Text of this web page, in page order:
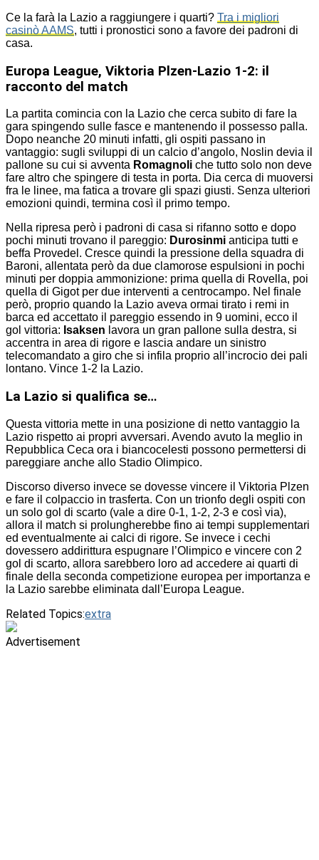
Ce la farà la Lazio a raggiungere i quarti? Tra i migliori
casinò AAMS, tutti i pronostici sono a favore dei padroni di
casa.
Europa League, Viktoria Plzen-Lazio 1-2: il
racconto del match
La partita comincia con la Lazio che cerca subito di fare la
gara spingendo sulle fasce e mantenendo il possesso palla.
Dopo neanche 20 minuti infatti, gli ospiti passano in
vantaggio: sugli sviluppi di un calcio d’angolo, Noslin devia il
pallone su cui si avventa Romagnoli che tutto solo non deve
fare altro che spingere di testa in porta. Dia cerca di muoversi
fra le linee, ma fatica a trovare gli spazi giusti. Senza ulteriori
emozioni quindi, termina così il primo tempo.
Nella ripresa però i padroni di casa si rifanno sotto e dopo
pochi minuti trovano il pareggio: Durosinmi anticipa tutti e
beffa Provedel. Cresce quindi la pressione della squadra di
Baroni, allentata però da due clamorose espulsioni in pochi
minuti per doppia ammonizione: prima quella di Rovella, poi
quella di Gigot per due interventi a centrocampo. Nel finale
però, proprio quando la Lazio aveva ormai tirato i remi in
barca ed accettato il pareggio essendo in 9 uomini, ecco il
gol vittoria: Isaksen lavora un gran pallone sulla destra, si
accentra in area di rigore e lascia andare un sinistro
telecomandato a giro che si infila proprio all’incrocio dei pali
lontano. Vince 1-2 la Lazio.
La Lazio si qualifica se…
Questa vittoria mette in una posizione di netto vantaggio la
Lazio rispetto ai propri avversari. Avendo avuto la meglio in
Repubblica Ceca ora i biancocelesti possono permettersi di
pareggiare anche allo Stadio Olimpico.
Discorso diverso invece se dovesse vincere il Viktoria Plzen
e fare il colpaccio in trasferta. Con un trionfo degli ospiti con
un solo gol di scarto (vale a dire 0-1, 1-2, 2-3 e così via),
allora il match si prolungherebbe fino ai tempi supplementari
ed eventualmente ai calci di rigore. Se invece i cechi
dovessero addirittura espugnare l’Olimpico e vincere con 2
gol di scarto, allora sarebbero loro ad accedere ai quarti di
finale della seconda competizione europea per importanza e
la Lazio sarebbe eliminata dall’Europa League.
Related Topics:extra
Advertisement